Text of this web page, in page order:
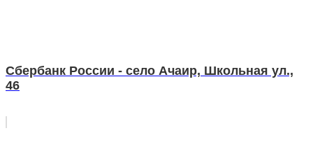
Сбербанк России - село Ачаир, Школьная ул.,
46